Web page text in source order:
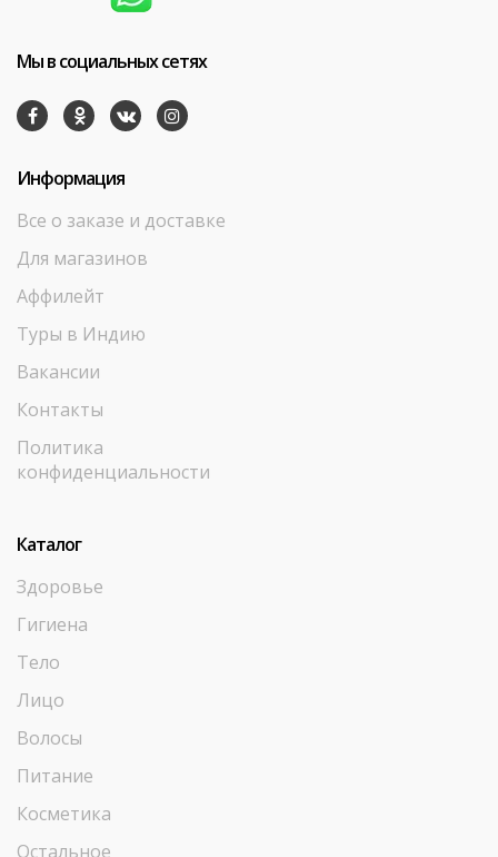
Мы в социальных сетях
Информация
Все о заказе и доставке
Для магазинов
Аффилейт
Туры в Индию
Вакансии
Контакты
Политика
конфиденциальности
Каталог
Здоровье
Гигиена
Тело
Лицо
Волосы
Питание
Косметика
Остальное